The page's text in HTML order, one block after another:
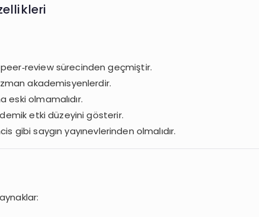
sürecinden geçmiştir.
akademisyenlerdir.
eski olmamalıdır.
etki düzeyini gösterir.
gibi saygın yayınevlerinden olmalıdır.